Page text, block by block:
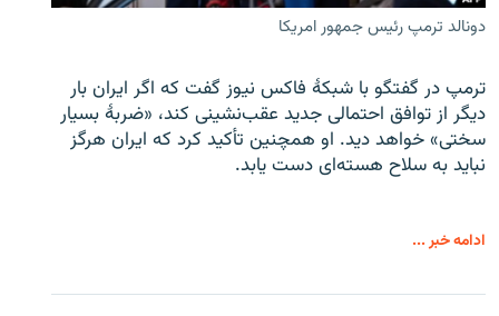
دونالد ترمپ رئیس جمهور امریکا
ترمپ در گفتگو با شبکهٔ فاکس نیوز گفت که اگر ایران بار
دیگر از توافق احتمالی جدید عقب‌نشینی کند، «ضربهٔ بسیار
سختی» خواهد دید. او همچنین تأکید کرد که ایران هرگز
نباید به سلاح هسته‌ای دست یابد.
ادامه خبر ...